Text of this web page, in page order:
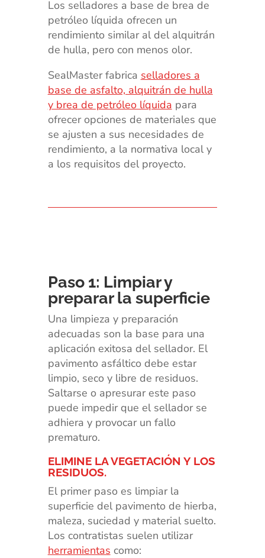
Los selladores a base de brea de
petróleo líquida ofrecen un
rendimiento similar al del alquitrán
de hulla, pero con menos olor.
SealMaster fabrica selladores a
base de asfalto, alquitrán de hulla
y brea de petróleo líquida para
ofrecer opciones de materiales que
se ajusten a sus necesidades de
rendimiento, a la normativa local y
a los requisitos del proyecto.
Paso 1: Limpiar y
preparar la superficie
Una limpieza y preparación
adecuadas son la base para una
aplicación exitosa del sellador. El
pavimento asfáltico debe estar
limpio, seco y libre de residuos.
Saltarse o apresurar este paso
puede impedir que el sellador se
adhiera y provocar un fallo
prematuro.
ELIMINE LA VEGETACIÓN Y LOS
RESIDUOS.
El primer paso es limpiar la
superficie del pavimento de hierba,
maleza, suciedad y material suelto.
Los contratistas suelen utilizar
herramientas como: